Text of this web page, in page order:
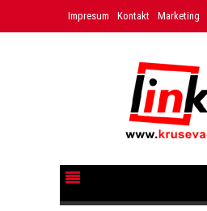
Impresum Kontakt Marketing